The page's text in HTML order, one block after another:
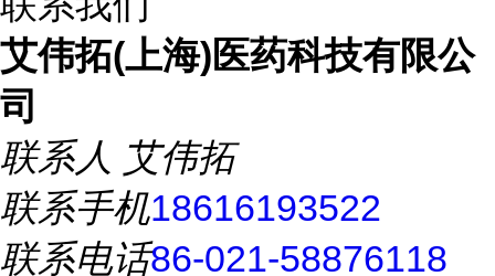
艾伟拓(上海)医药科技有限公
司
联系人 艾伟拓
联系手机18616193522
联系电话86-021-58876118